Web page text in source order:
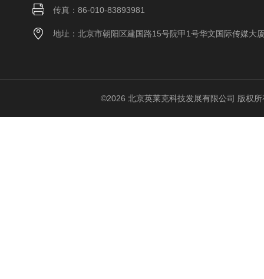
传真：86-010-83893981
地址：北京市朝阳区建国路15号院甲1号华文国际传媒大
©2026 北京英莱克科技发展有限公司 版